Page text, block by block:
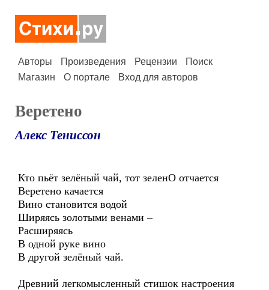
Авторы Произведения Рецензии
Поиск
Магазин
О портале Вход для авторов
Веретено
Алекс Тениссон
Кто пьёт зелёный чай, тот зеленО отчается
Веретено качается
Вино становится водой
Ширяясь золотыми венами –
Расширяясь
В одной руке вино
В другой зелёный чай.
Древний легкомысленный стишок настроения